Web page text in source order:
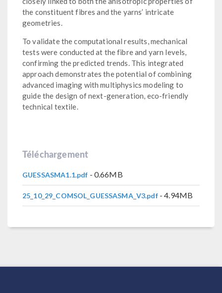
the constituent fibres and the yarns’ intricate
geometries.
To validate the computational results, mechanical
tests were conducted at the fibre and yarn levels,
confirming the predicted trends. This integrated
approach demonstrates the potential of combining
advanced imaging with multiphysics modeling to
guide the design of next-generation, eco-friendly
technical textile.
Téléchargement
GUESSASMA1.1.pdf - 0.66MB
25_10_29_COMSOL_GUESSASMA_V3.pdf- 4.94MB